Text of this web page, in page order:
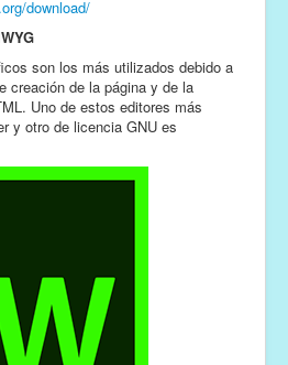
download/
son los más utilizados debido a
creación de la página y de la
Uno de estos editores más
y otro de licencia GNU es